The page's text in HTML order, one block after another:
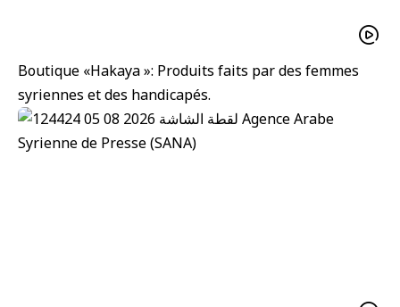
Boutique «Hakaya »: Produits faits par des femmes
syriennes et des handicapés.